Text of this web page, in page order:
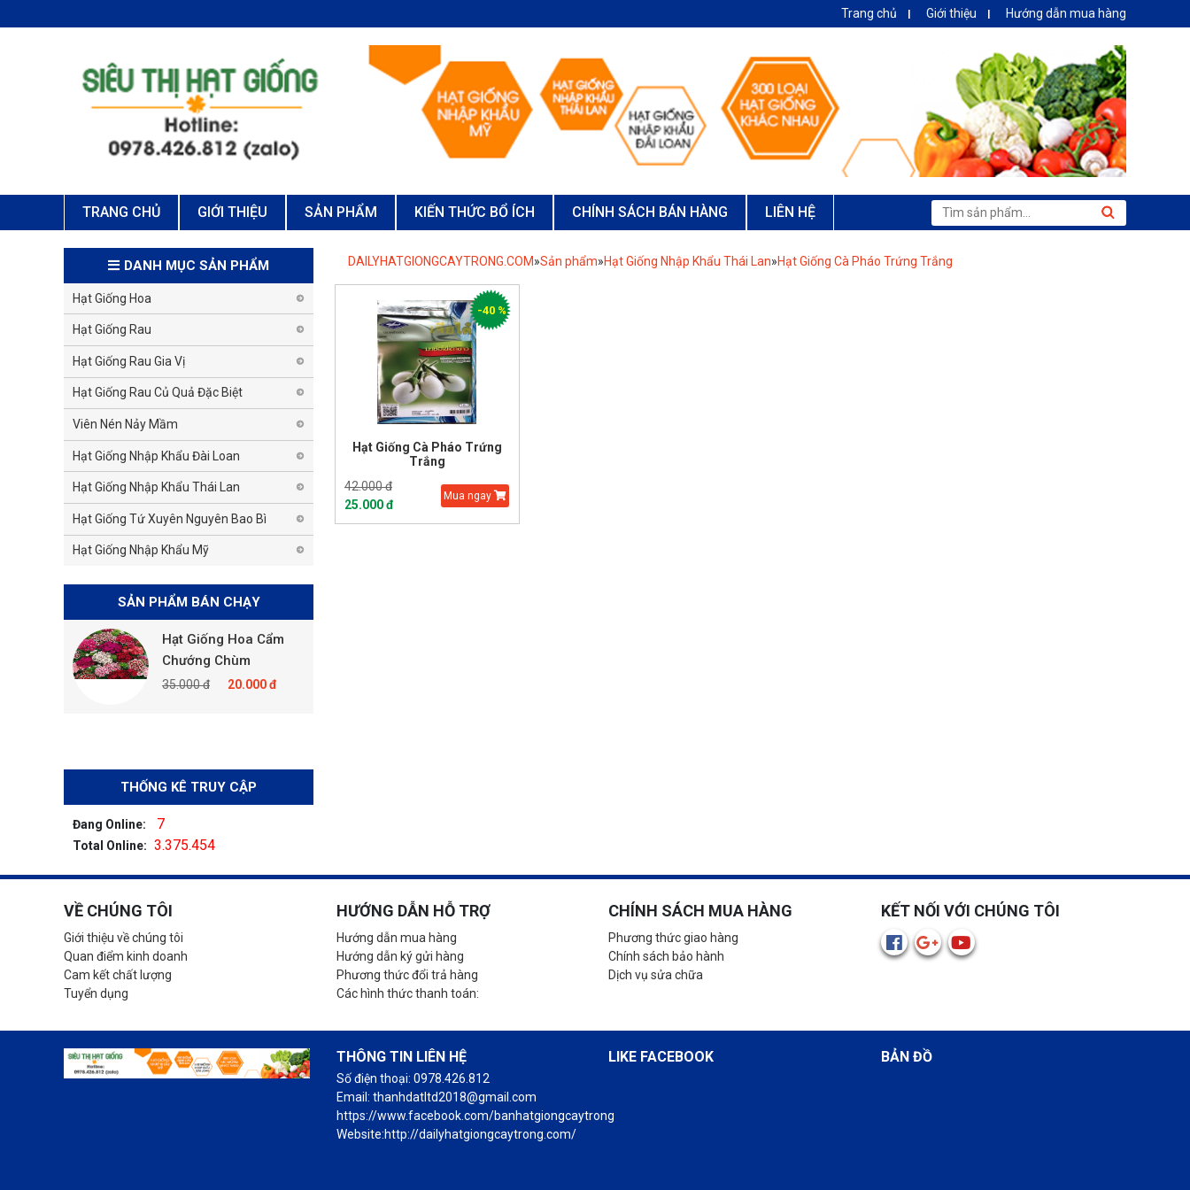
Trang chủ Giới thiệu Hướng dẫn mua hàng
TRANG CHỦ GIỚI THIỆU SẢN PHẨM KIẾN THỨC BỔ ÍCH CHÍNH SÁCH BÁN HÀNG LIÊN HỆ
DAILYHATGIONGCAYTRONG.COM»Sản phẩm»Hạt Giống Nhập Khẩu Thái Lan»Hạt Giống Cà Pháo Trứng Trắng
Hạt Giống Cà Pháo Trứng
Trắng
42.000 đ
25.000 đ
Mua ngay
-40 %
DANH MỤC SẢN PHẨM
Hạt Giống Hoa
Hạt Giống Rau
Hạt Giống Rau Gia Vị
Hạt Giống Rau Củ Quả Đặc Biệt
Viên Nén Nảy Mầm
Hạt Giống Nhập Khẩu Đài Loan
Hạt Giống Nhập Khẩu Thái Lan
Hạt Giống Tứ Xuyên Nguyên Bao Bì
Hạt Giống Nhập Khẩu Mỹ
SẢN PHẨM BÁN CHẠY
Hạt Giống Hoa Cẩm
Chướng Chùm
35.000 đ 20.000 đ
THỐNG KÊ TRUY CẬP
Đang Online: 7
Total Online: 3.375.454
VỀ CHÚNG TÔI
Giới thiệu về chúng tôi
Quan điểm kinh doanh
Cam kết chất lượng
Tuyển dụng
HƯỚNG DẪN HỖ TRỢ
Hướng dẫn mua hàng
Hướng dẫn ký gửi hàng
Phương thức đổi trả hàng
Các hình thức thanh toán:
CHÍNH SÁCH MUA HÀNG
Phương thức giao hàng
Chính sách bảo hành
Dịch vụ sửa chữa
KẾT NỐI VỚI CHÚNG TÔI
THÔNG TIN LIÊN HỆ
Số điện thoại: 0978.426.812
Email: thanhdatltd2018@gmail.com
https://www.facebook.com/banhatgiongcaytrong
Website:http://dailyhatgiongcaytrong.com/
LIKE FACEBOOK BẢN ĐỒ